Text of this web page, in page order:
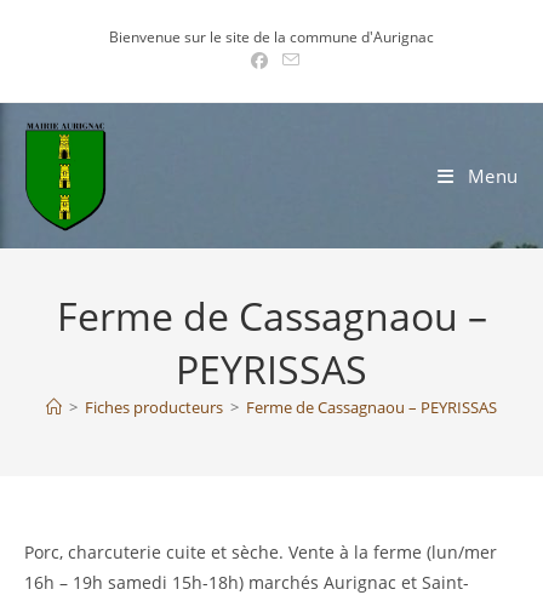
Bienvenue sur le site de la commune d'Aurignac
Menu
Ferme de Cassagnaou –
PEYRISSAS
> Fiches producteurs > Ferme de Cassagnaou – PEYRISSAS
Porc, charcuterie cuite et sèche. Vente à la ferme (lun/mer
16h – 19h samedi 15h-18h) marchés Aurignac et Saint-